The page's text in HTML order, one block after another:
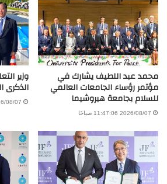
محمد عبد اللطيف يشارك في
مؤتمر رؤساء الجامعات العالمي
للسلام بجامعة هيروشيما
2026/08/07 11:47:06 صباحًا
وزير
الذكرى الـ81 لقصف
2026/08/07